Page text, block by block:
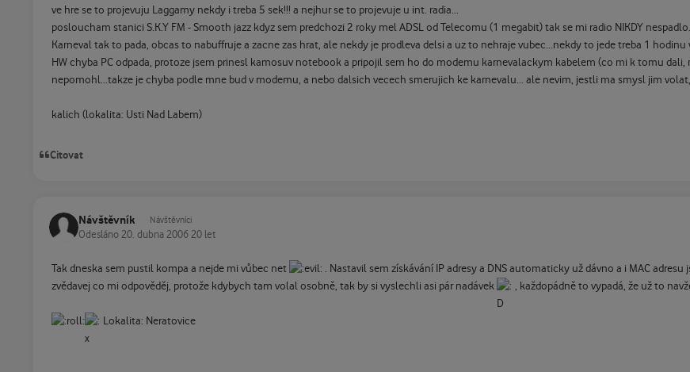
ve hre se to projevuju Laggamy nekdy i treba 5 sek!!! a nejhur se to projevuje u int. radia...
posloucham stanici S.K.Y FM - Smooth jazz kdyz sem predchozi 2 roky mel ADSL od Telecomu (1 megabit) tak se mi radio NIKDY
Karneval tak to pada, obcas to nabuffruje a zacne zas hrat, ale nekdy je prodleva delsi a uz to nehraje vubec...nekdy to jede treba 1
HW chyba PC odpada, protoze jsem prinesl kamosuv notebook a pripojil sem ho do modemu karnevalackym kabelem (co mi k tomu
nepomohl...takze je chyba podle mne bud v modemu, a nebo dalsich vecech smerujich ke karnevalu... ale nevim, jestli ma smysl jim
kalich (lokalita: Usti Nad Labem)
Citovat
Návštěvník Návštěvníci
Odesláno 20. dubna 2006 20 let
Tak dneska sem pustil kompa a nejde mi vůbec net . Nastavil sem získávání IP adresy a DNS automaticky už dávno a i MAC adresu
zvědavej co mi odpověděj, protože kdybych tam volal osobně, tak by si vyslechli asi pár nadávek
, každopádně to vypadá, že už to
Lokalita: Neratovice